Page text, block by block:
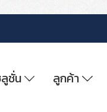
ชั่น ลูกค้า